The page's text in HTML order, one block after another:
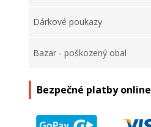
Dárkové poukazy
Bazar - poškozený obal
Bezpečné platby online